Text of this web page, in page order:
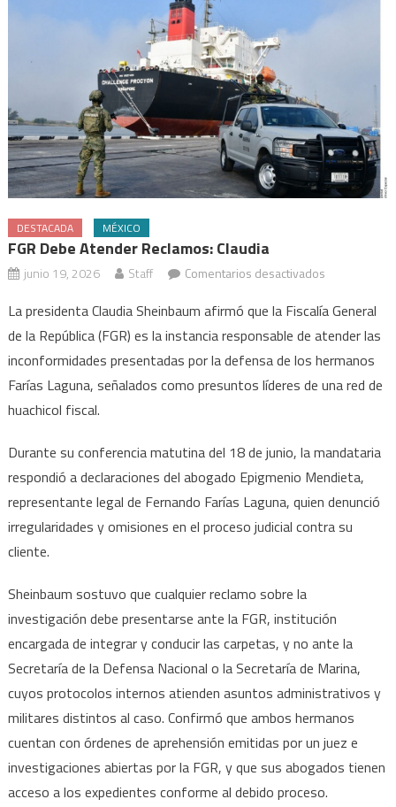
DESTACADA MÉXICO
FGR Debe Atender Reclamos: Claudia
junio 19, 2026 Staff Comentarios desactivadosen
debe
atender
reclamos:
Claudia
La presidenta Claudia Sheinbaum afirmó que la Fiscalía General
de la República (FGR) es la instancia responsable de atender las
inconformidades presentadas por la defensa de los hermanos
Farías Laguna, señalados como presuntos líderes de una red de
huachicol fiscal.
Durante su conferencia matutina del 18 de junio, la mandataria
respondió a declaraciones del abogado Epigmenio Mendieta,
representante legal de Fernando Farías Laguna, quien denunció
irregularidades y omisiones en el proceso judicial contra su
cliente.
Sheinbaum sostuvo que cualquier reclamo sobre la
investigación debe presentarse ante la FGR, institución
encargada de integrar y conducir las carpetas, y no ante la
Secretaría de la Defensa Nacional o la Secretaría de Marina,
cuyos protocolos internos atienden asuntos administrativos y
militares distintos al caso. Confirmó que ambos hermanos
cuentan con órdenes de aprehensión emitidas por un juez e
investigaciones abiertas por la FGR, y que sus abogados tienen
acceso a los expedientes conforme al debido proceso.